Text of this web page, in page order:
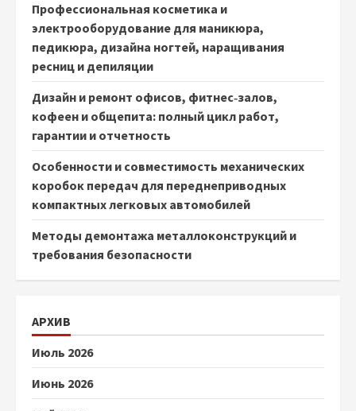
Профессиональная косметика и
электрооборудование для маникюра,
педикюра, дизайна ногтей, наращивания
ресниц и депиляции
Дизайн и ремонт офисов, фитнес‑залов,
кофеен и общепита: полный цикл работ,
гарантии и отчетность
Особенности и совместимость механических
коробок передач для переднеприводных
компактных легковых автомобилей
Методы демонтажа металлоконструкций и
требования безопасности
АРХИВ
Июль 2026
Июнь 2026